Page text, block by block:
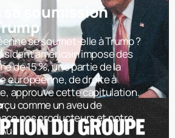
sa soumission
se soumet-elle à Trump ?
américain impose des
de 15 %, une partie de la
européenne, de droite à
approuve cette capitulation.
comme un aveu de
nos producteurs et notre